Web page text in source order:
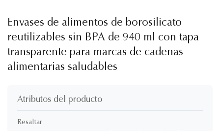
Envases de alimentos de borosilicato
reutilizables sin BPA de 940 ml con tapa
transparente para marcas de cadenas
alimentarias saludables
Atributos del producto
Resaltar